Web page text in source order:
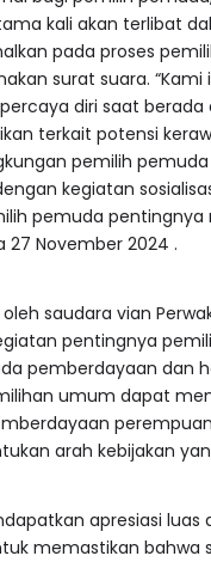
kali akan terlibat
pada proses
surat suara.
diri saat berada
terkait potensi
pemilih
kegiatan
pemuda pentingnya
27 November 2024 .
saudara vian
pentingnya
pemberdayaan dan
umum dapat
arah kebijakan
apresiasi luas
memastikan bahwa